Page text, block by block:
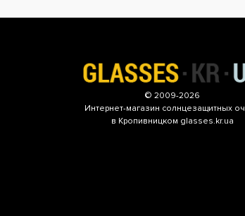
© 2009-2026
Интернет-магазин солнцезащитных
в Кропивницком glasses.kr.ua